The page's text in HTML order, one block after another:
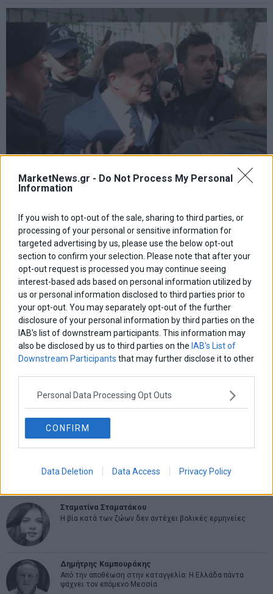
MarketNews.gr - Do Not Process My Personal
Information
If you wish to opt-out of the sale, sharing to third parties, or
processing of your personal or sensitive information for
targeted advertising by us, please use the below opt-out
section to confirm your selection. Please note that after your
opt-out request is processed you may continue seeing
interest-based ads based on personal information utilized by
us or personal information disclosed to third parties prior to
your opt-out. You may separately opt-out of the further
disclosure of your personal information by third parties on the
IAB’s list of downstream participants. This information may
also be disclosed by us to third parties on the IAB’s List of
Downstream Participants that may further disclose it to other
Personal Data Processing Opt Outs
CONFIRM
Data Deletion Data Access Privacy Policy
«Τα νοσοκομεία, τα πανεπιστήμια, οι δημόσιοι χώροι
δεν είναι τσιφλίκια κανενός»
Χαρίκλεια Ντερμανάκη
Πλοήγηση
άρθρων
ΠΡΟΗΓΟΥΜΕΝΟ ΑΡΘΡΟ
Previous
post:
«Χάθηκε το θετικό
μομέντουμ – Δεύτερη
συνεχόμενη πτώση στο
Χ.Α.»
ΕΠΟΜΕΝΟ ΑΡΘΡΟ
Εκρηκτική άνοδος στα
αμοιβαία κεφάλαια – Στα
υψηλότερα επίπεδα από το
2005 το ενεργητικό
ΑΡΘΡΟΓΡΑΦΟΙ
Ελευθερία Κούρταλη
Εύη Φραγκάκη
Σταματίνα Σταματάκου
Η βία κατά των ζώων δεν αντέχει βολικές ερμηνείες
Δημήτρης Καμπουράκης
Από την αποθέωση στην καταγγελία: Η Ελλάδα πάντα
ψάχνει τον επόμενο Μεσσία